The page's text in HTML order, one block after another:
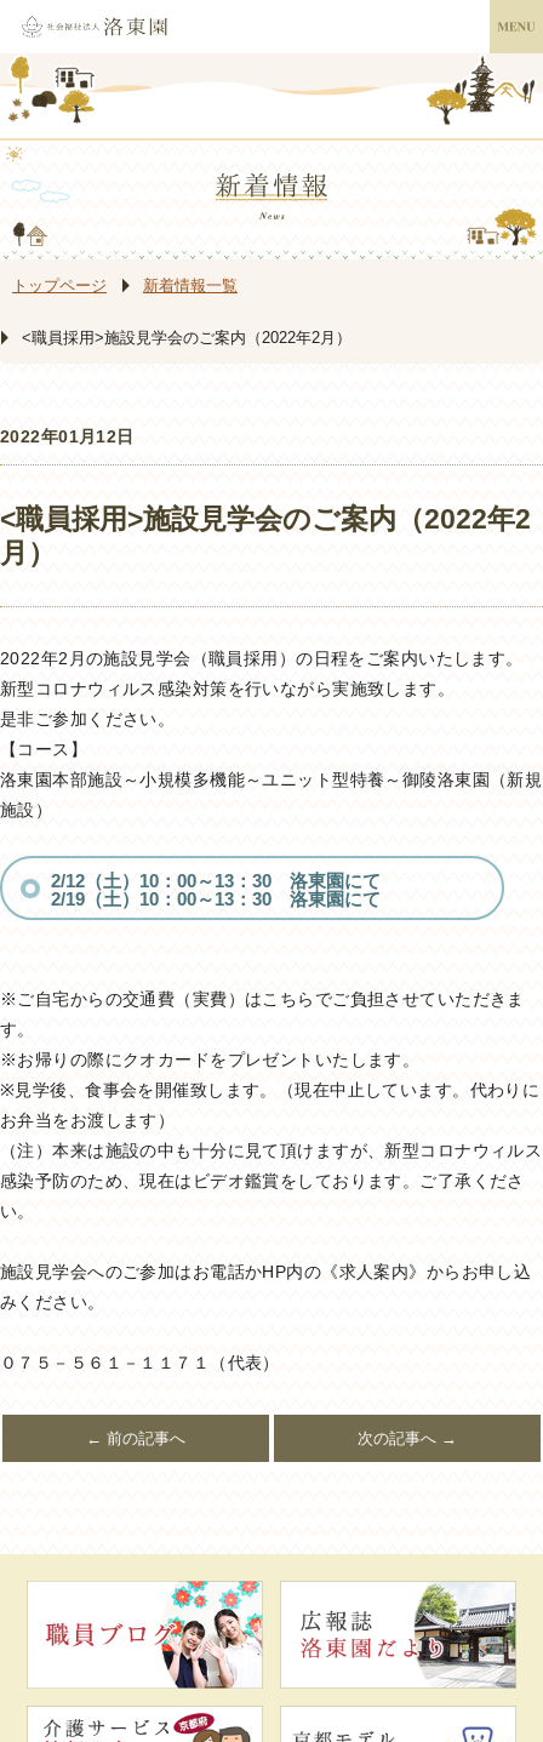
トップページ 新着情報一覧
<職員採用>施設見学会のご案内（2022年2月）
2022年01月12日
<職員採用>施設見学会のご案内（2022年2
月）
2022年2月の施設見学会（職員採用）の日程をご案内いたします。
新型コロナウィルス感染対策を行いながら実施致します。
是非ご参加ください。
【コース】
洛東園本部施設～小規模多機能～ユニット型特養～御陵洛東園（新規
施設）
2/12（土）10：00～13：30 洛東園にて
2/19（土）10：00～13：30 洛東園にて
※ご自宅からの交通費（実費）はこちらでご負担させていただきま
す。
※お帰りの際にクオカードをプレゼントいたします。
※見学後、食事会を開催致します。（現在中止しています。代わりに
お弁当をお渡します）
（注）本来は施設の中も十分に見て頂けますが、新型コロナウィルス
感染予防のため、現在はビデオ鑑賞をしております。ご了承くださ
い。
施設見学会へのご参加はお電話かHP内の《求人案内》からお申し込
みください。
０７５－５６１－１１７１（代表）
← 前の記事へ 次の記事へ →